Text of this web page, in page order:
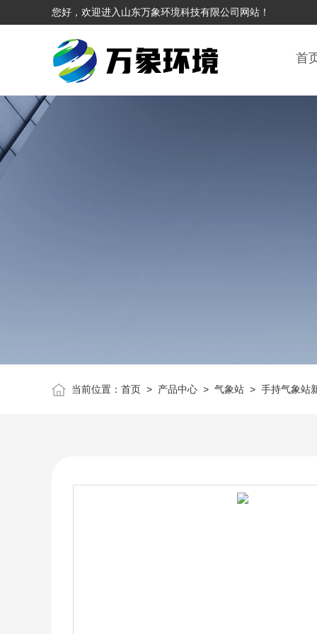
您好，欢迎进入山东万象环境科技有限公司网站！
首
当前位置： 首页> 产品中心> 气象站> 手持气象站